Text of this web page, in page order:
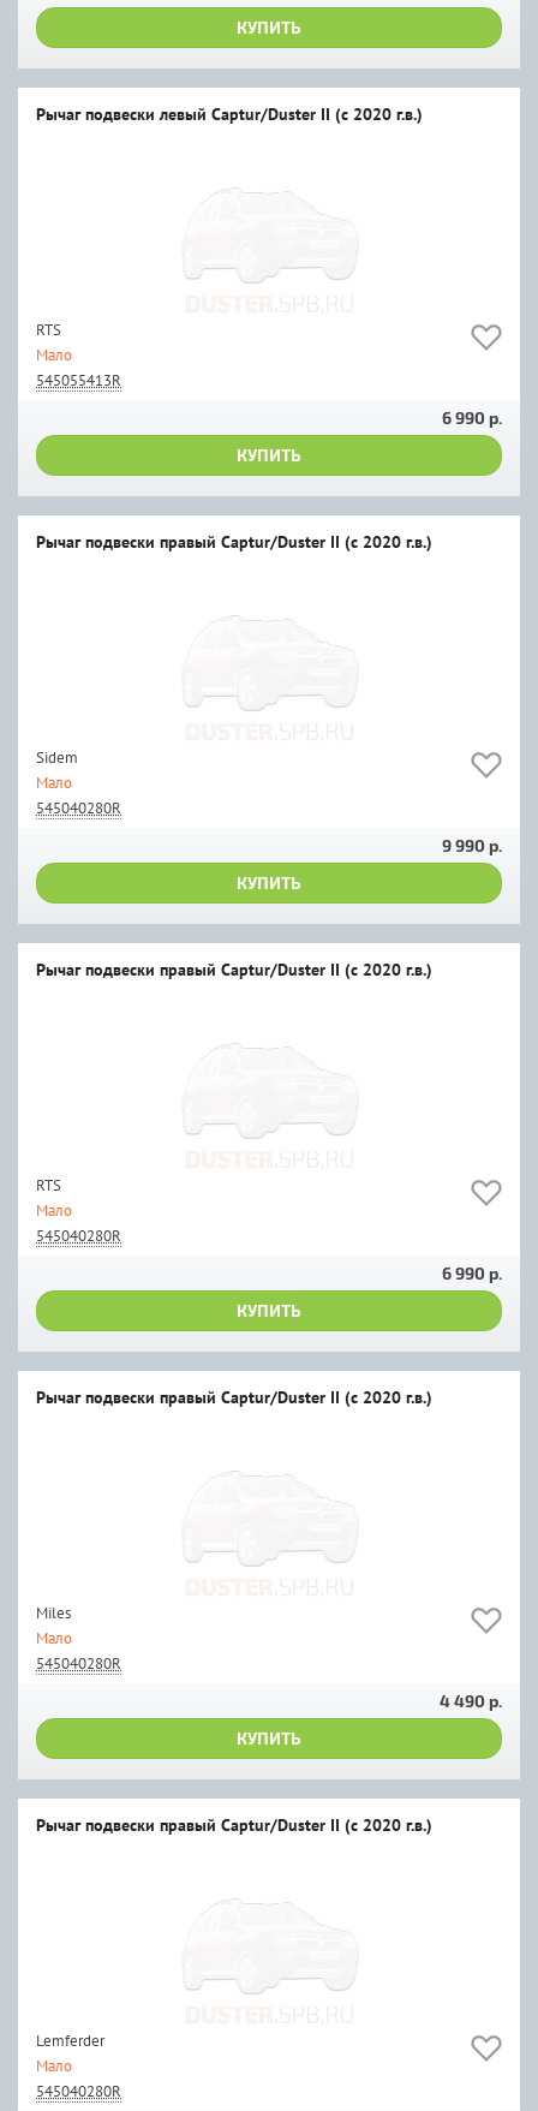
КУПИТЬ
Рычаг подвески левый Captur/Duster II (c 2020 г.в.)
RTS
Мало
545055413R
6 990 р.
КУПИТЬ
Рычаг подвески правый Captur/Duster II (с 2020 г.в.)
Sidem
Мало
545040280R
9 990 р.
КУПИТЬ
Рычаг подвески правый Captur/Duster II (с 2020 г.в.)
RTS
Мало
545040280R
6 990 р.
КУПИТЬ
Рычаг подвески правый Captur/Duster II (с 2020 г.в.)
Miles
Мало
545040280R
4 490 р.
КУПИТЬ
Рычаг подвески правый Captur/Duster II (с 2020 г.в.)
Lemferder
Мало
545040280R